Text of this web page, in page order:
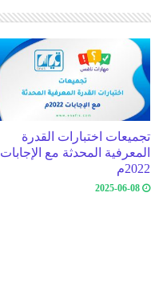
تجميعات اختبارات القدرة
المعرفية المحدثة مع الإجابات
2022م
2025-06-08